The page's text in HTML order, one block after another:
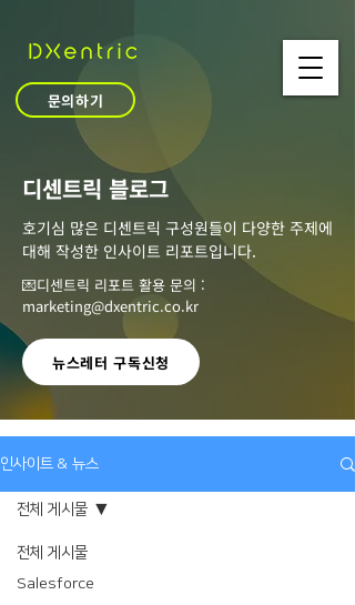
문의하기
​디센트릭 블로그
호기심 많은 디센트릭 구성원들이 다양한 주제에
대해 작성한 인사이트 리포트입니다.
💌디센트릭 리포트 활용 문의 :
marketing@dxentric.co.kr
뉴스레터 구독신청
인사이트 & 뉴스
전체 게시물
Salesforce
전체 게시물